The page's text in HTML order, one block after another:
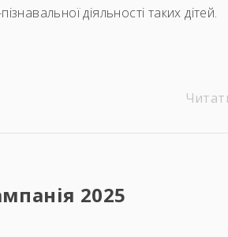
діяльності таких дітей.
2025